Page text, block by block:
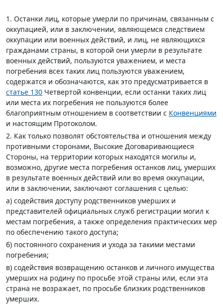
1. Останки лиц, которые умерли по причинам, связанным с
оккупацией, или в заключении, являющемся следствием
оккупации или военных действий, и лиц, не являющихся
гражданами страны, в которой они умерли в результате
военных действий, пользуются уважением, и места
погребения всех таких лиц пользуются уважением,
содержатся и обозначаются, как это предусматривается в
статье 130 Четвертой конвенции, если останки таких лиц
или места их погребения не пользуются более
благоприятным отношением в соответствии с Конвенциями
и настоящим Протоколом.
2. Как только позволят обстоятельства и отношения между
противными сторонами, Высокие Договаривающиеся
Стороны, на территории которых находятся могилы и,
возможно, другие места погребения останков лиц, умерших
в результате военных действий или во время оккупации,
или в заключении, заключают соглашения с целью:
а) содействия доступу родственников умерших и
представителей официальных служб регистрации могил к
местам погребения, а также определения практических мер
по обеспечению такого доступа;
б) постоянного сохранения и ухода за такими местами
погребения;
в) содействия возвращению останков и личного имущества
умерших на родину по просьбе этой страны или, если эта
страна не возражает, по просьбе близких родственников
умерших.